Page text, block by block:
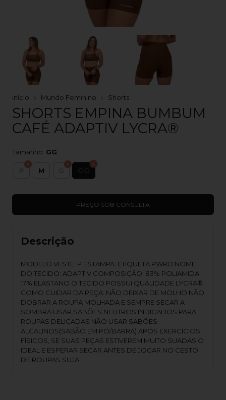
Início Mundo Feminino Shorts
SHORTS EMPINA BUMBUM
CAFÉ ADAPTIV LYCRA®
Tamanho: GG
M
Descrição
MODELO VESTE: P ESTAMPA: ETIQUETA PWRD NOME
DO TECIDO: ADAPTIV COMPOSIÇÃO: 83% POLIAMIDA
17% ELASTANO O TECIDO POSSUI QUALIDADE LYCRA®️
COMO CUIDAR DA PEÇA: NÃO DEIXAR DE MOLHO NÃO
DOBRAR A ROUPA MOLHADA E SEMPRE SECAR A
SOMBRA USAR SABÕES NEUTROS INDICADOS PARA
ROUPAS DELICADAS NÃO USAR SABÕES
ALCALINOS(SABÃO EM PÓ/BARRA) APÓS EXERCÍCIOS
FÍSICOS, SE SUAS PEÇAS ESTIVEREM MUITO SUADAS O
IDEAL E ESPERAR SECAR ANTES DE JOGAR NO CESTO
DE ROUPAS SUJA